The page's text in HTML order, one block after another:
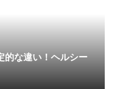
的な違い！ヘルシー